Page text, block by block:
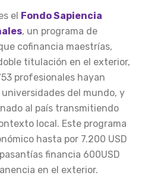
el Fondo Sapiencia
, un programa de
cofinancia maestrías,
titulación en el exterior,
profesionales hayan
del mundo, y
al país transmitiendo
local. Este programa
hasta por 7.200 USD
financia 600USD
en el exterior.